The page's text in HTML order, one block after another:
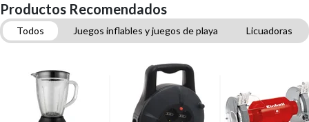
Productos Recomendados
Todos Juegos inflables y juegos de playa
Licuadoras
Sierras de banco